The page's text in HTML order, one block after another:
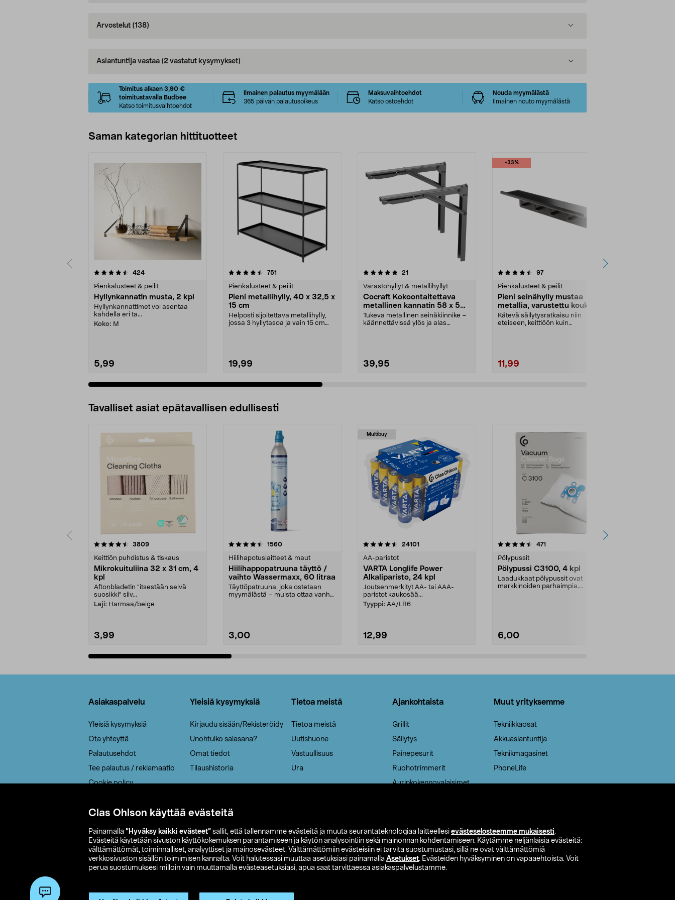
Clas Ohlson käyttää evästeitä
Painamalla ”Hyväksy kaikki evästeet” sallit, että tallennamme evästeitä ja muuta seurantateknologiaa laitteellesi evästeselosteemme mukaisesti.
Evästeitä käytetään sivuston käyttökokemuksen parantamiseen ja käytön analysointiin sekä mainonnan kohdentamiseen. Käytämme neljänlaisia evästeitä:
välttämättömät, toiminnalliset, analyyttiset ja mainosevästeet. Välttämättömiin evästeisiin ei tarvita suostumustasi, sillä ne ovat välttämättömiä
verkkosivuston sisällön toimimisen kannalta. Voit halutessasi muuttaa asetuksiasi painamalla Asetukset. Evästeiden hyväksyminen on vapaaehtoista. Voit
perua suostumuksesi milloin vain muuttamalla evästeasetuksiasi, apua saat tarvittaessa asiakaspalvelustamme.
Arvostelut (138)
Asiantuntija vastaa (2 vastatut kysymykset)
Toimitus alkaen 3,90 €
toimitustavalla Budbee
Katso toimitusvaihtoehdot
Ilmainen palautus myymälään
365 päivän palautusoikeus
Maksuvaihtoehdot
Katso ostoehdot
Nouda myymälästä
Ilmainen nouto myymälästä
Saman kategorian hittituotteet
424arvostelut
Pienkalusteet & peilit
Hyllynkannatin musta, 2 kpl
Hyllynkannattimet voi asentaa
kahdella eri ta...
Koko: M
5,99
4.5 viidestä
751
Pienkalusteet & peilit
Pieni metallihylly, 40 x 32,5 x
15 cm
Helposti sijoitettava metallihylly,
jossa 3 hyllytasoa ja vain 15 cm
19,99
5.0 viidestä
21
Varastohyllyt & metallihyllyt
Cocraft Kokoontaitettava
metallinen kannatin 58 x 56
cm, 2 kpl
Tukeva metallinen seinäkiinnike –
käännettävissä ylös ja alas
39,95
-33%
4.5 viidestä
97arvostelut
Pienkalusteet & peilit
Pieni seinähylly mustaa
metallia, varustettu koukuilla
Kätevä säilytysratkaisu niin
eteiseen, keittiöön kuin
11,99
4.5 viidestä
Tavalliset asiat epätavallisen edullisesti
3809arvostelut
Keittiön puhdistus & tiskaus
Mikrokuituliina 32 x 31 cm, 4
kpl
Aftonbladetin "itsestään selvä
suosikki" siiv...
Laji: Harmaa/beige
3,99
4.5viidestä
1560arvostelut
Hiilihapotuslaitteet & maut
Hiilihappopatruuna täyttö /
vaihto Wassermaxx, 60 litraa
Täyttöpatruuna, joka ostetaan
myymälästä – muista ottaa vanha
3,00
Multibuy
4.5viidestä
24101
AA-paristot
VARTA Longlife Power
Alkaliparisto, 24 kpl
Joutsenmerkityt AA- tai AAA-
paristot kaukosää...
Tyyppi: AA/LR6
12,99
4.5viidestä
471
Pölypussit
Pölypussi C3100, 4 kpl
Laadukkaat pölypussit ovat
markkinoiden parhaimpia.
6,00
4.5viidestä
Asiakaspalvelu
Yleisiä kysymyksiä
Ota yhteyttä
Palautusehdot
Tee palautus / reklamaatio
Cookie policy
Saavutettavuus
Yleisiä kysymyksiä
Kirjaudu sisään/Rekisteröidy
Unohtuiko salasana?
Omat tiedot
Tilaushistoria
Tietoa meistä
Tietoa meistä
Uutishuone
Vastuullisuus
Ura
Ajankohtaista
Grillit
Säilytys
Painepesurit
Ruohotrimmerit
Aurinkokennovalaisimet
Muut yrityksemme
Tekniikkaosat
Akkuasiantuntija
Teknikmagasinet
PhoneLife